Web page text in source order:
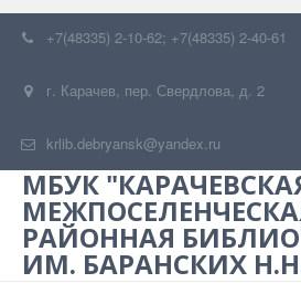
+7(48335) 2-10-62; +7(48335) 2-40-61
г. Карачев, пер. Свердлова, д. 2
krlib.debryansk@yandex.ru
МБУК
РАЙОННАЯ
ИМ. БАРАНСКИХ